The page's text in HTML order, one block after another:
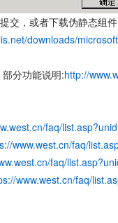
交，或者下载伪静态组
downloads/
分功能说明:http://
faq/
www.west.cn/faq/
faq/
www.west.cn/faq/